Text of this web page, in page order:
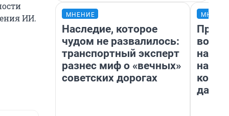
ИИ.
МНЕНИЕ
Наследие, которое
чудом не развалилось:
транспортный эксперт
разнес миф о «вечных»
советских дорогах
нам
даже